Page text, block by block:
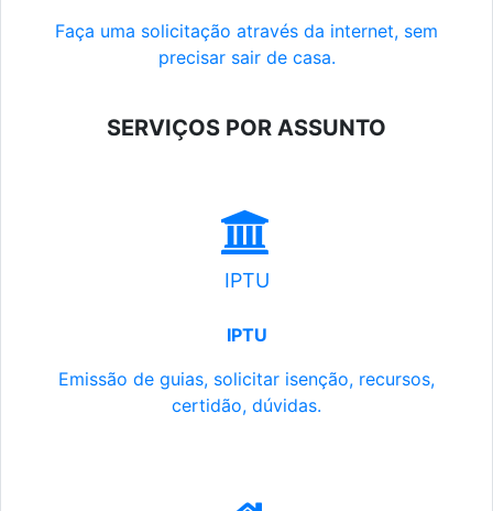
Faça uma solicitação através da internet, sem
precisar sair de casa.
SERVIÇOS POR ASSUNTO
IPTU
IPTU
Emissão de guias, solicitar isenção, recursos,
certidão, dúvidas.